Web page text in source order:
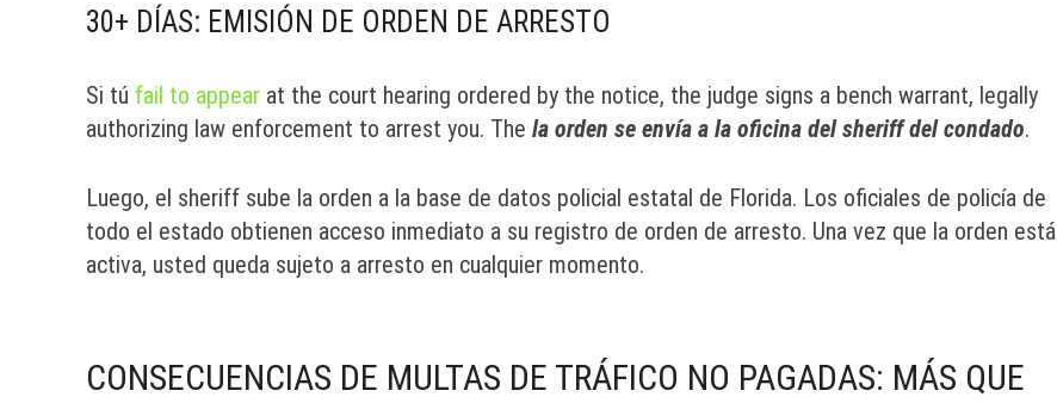
30+ DÍAS: EMISIÓN DE ORDEN DE ARRESTO
Si tú fail to appear at the court hearing ordered by the notice, the judge signs a bench warrant, legally
authorizing law enforcement to arrest you. The la orden se envía a la oficina del sheriff del condado.
Luego, el sheriff sube la orden a la base de datos policial estatal de Florida. Los oficiales de policía de
todo el estado obtienen acceso inmediato a su registro de orden de arresto. Una vez que la orden está
activa, usted queda sujeto a arresto en cualquier momento.
CONSECUENCIAS DE MULTAS DE TRÁFICO NO PAGADAS: MÁS QUE